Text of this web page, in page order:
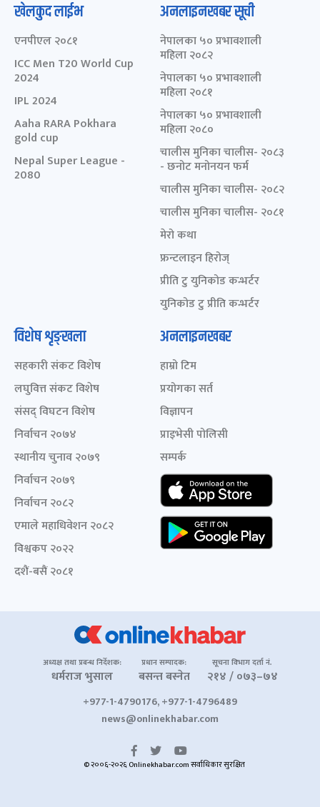
खेलकुद लाईभ
एनपीएल २०८१
ICC Men T20 World Cup
2024
IPL 2024
Aaha RARA Pokhara
gold cup
Nepal Super League -
2080
अनलाइनखबर सूची
नेपालका ५० प्रभावशाली
महिला २०८२
नेपालका ५० प्रभावशाली
महिला २०८१
नेपालका ५० प्रभावशाली
महिला २०८०
चालीस मुनिका चालीस- २०८३
- छनोट मनोनयन फर्म
चालीस मुनिका चालीस- २०८२
चालीस मुनिका चालीस- २०८१
मेरो कथा
फ्रन्टलाइन हिरोज्
प्रीति टु युनिकोड कन्भर्टर
युनिकोड टु प्रीति कन्भर्टर
विशेष शृङ्खला
सहकारी संकट विशेष
लघुवित्त संकट विशेष
संसद् विघटन विशेष
निर्वाचन २०७४
स्थानीय चुनाव २०७९
निर्वाचन २०७९
निर्वाचन २०८२
एमाले महाधिवेशन २०८२
विश्वकप २०२२
दशैं-बसैं २०८१
अनलाइनखबर
हाम्रो टिम
प्रयोगका सर्त
विज्ञापन
प्राइभेसी पोलिसी
सम्पर्क
अध्यक्ष तथा प्रबन्ध निर्देशक:
धर्मराज भुसाल
प्रधान सम्पादक:
बसन्त बस्नेत
सूचना विभाग दर्ता नं.
२१४ / ०७३–७४
+977-1-4790176, +977-1-4796489
news@onlinekhabar.com
© २००६-२०२६ Onlinekhabar.com सर्वाधिकार सुरक्षित